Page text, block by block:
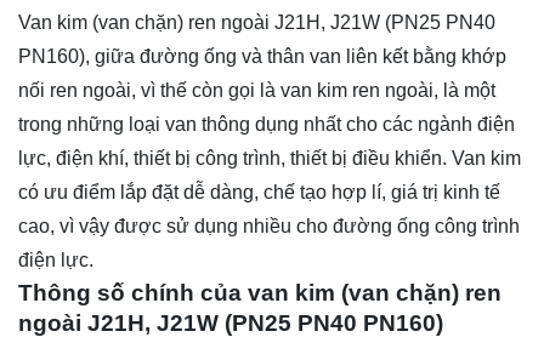
Van kim (van chặn) ren ngoài J21H, J21W (PN25 PN40
PN160), giữa đường ống và thân van liên kết bằng khớp
nối ren ngoài, vì thế còn gọi là van kim ren ngoài, là một
trong những loại van thông dụng nhất cho các ngành điện
lực, điện khí, thiết bị công trình, thiết bị điều khiển. Van kim
có ưu điểm lắp đặt dễ dàng, chế tạo hợp lí, giá trị kinh tế
cao, vì vậy được sử dụng nhiều cho đường ống công trình
điện lực.
Thông số chính của van kim (van chặn) ren
ngoài J21H, J21W (PN25 PN40 PN160)